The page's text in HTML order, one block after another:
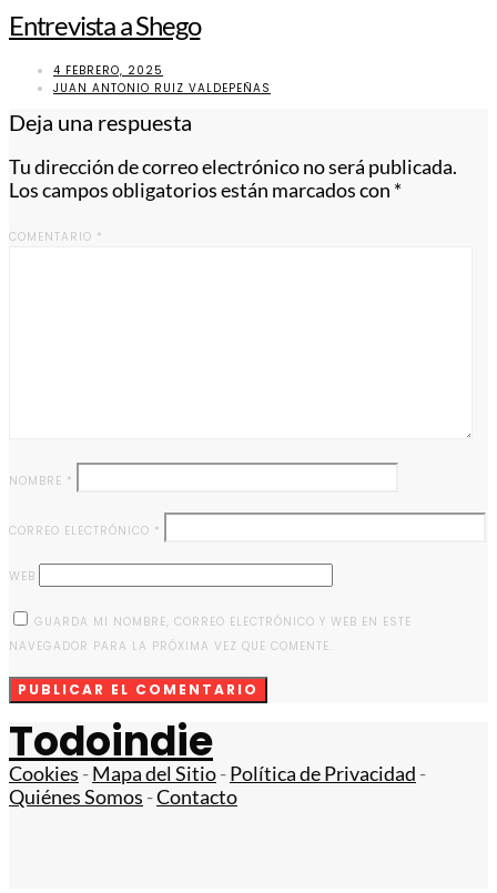
Entrevista a Shego
4 FEBRERO, 2025
JUAN ANTONIO RUIZ VALDEPEÑAS
Deja una respuesta
Tu dirección de correo electrónico no será publicada.
Los campos obligatorios están marcados con *
COMENTARIO *
NOMBRE *
CORREO ELECTRÓNICO *
WEB
GUARDA MI NOMBRE, CORREO ELECTRÓNICO Y WEB EN ESTE
NAVEGADOR PARA LA PRÓXIMA VEZ QUE COMENTE.
Todoindie
Cookies -Mapa del Sitio-Política de Privacidad -
Quiénes Somos -Contacto